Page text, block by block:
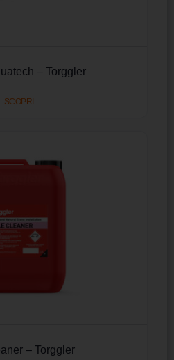
– Torggler
SCOPRI
– Torggler